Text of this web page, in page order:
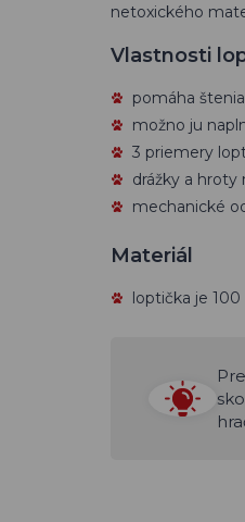
netoxického
Vlastnosti
pomáha
možno ju
3 priemery
drážky a
mechanické
Materiál
loptička je